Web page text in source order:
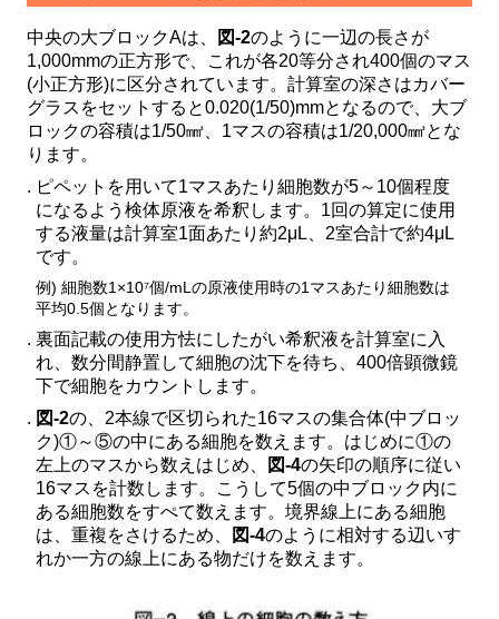
中央の大ブロックAは、 図-2のように一辺の長さが
1,000mmの正方形で、これが各20等分され400個のマス
(小正方形)に区分されています。計算室の深さはカバー
グラスをセットすると0.020(1/50)mmとなるので、大ブ
ロックの容積は1/50㎣、1マスの容積は1/20,000㎣とな
ります。
ピペットを用いて1マスあたり細胞数が5～10個程度
になるよう検体原液を希釈します。1回の算定に使用
する液量は計算室1面あたり約2μL、2室合計で約4μL
です。
例) 細胞数1×10⁷個/mLの原液使用時の1マスあたり細胞数は
平均0.5個となります。
裏面記載の使用方怯にしたがい希釈液を計算室に入
れ、数分間静置して細胞の沈下を待ち、400倍顕微鏡
下で細胞をカウントします。
図-2の、2本線で区切られた16マスの集合体(中ブロッ
ク)①～⑤の中にある細胞を数えます。はじめに①の
左上のマスから数えはじめ、
図-4の矢印の順序に従い
16マスを計数します。こうして5個の中ブロック内に
ある細胞数をすぺて数えます。境界線上にある細胞
は、重複をさけるため、
図-4のように相対する辺いす
れか一方の線上にある物だけを数えます。